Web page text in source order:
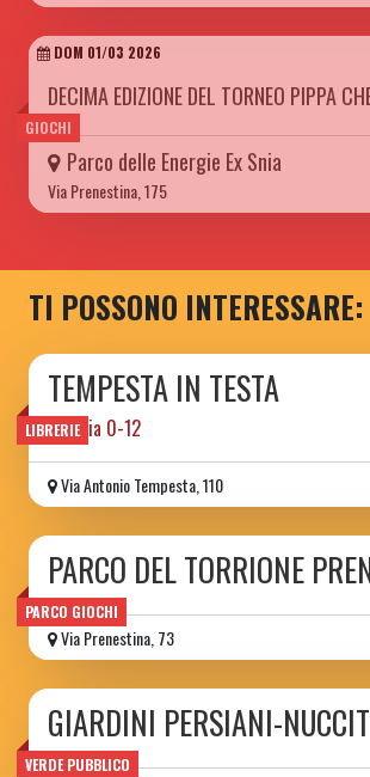
GIOCHI
DOM 01/03 2026
DECIMA EDIZIONE DEL TORNEO PIPPA
Parco delle Energie Ex Snia
Via Prenestina, 175
TI POSSONO INTERESSARE:
LIBRERIE
TEMPESTA IN TESTA
libreria 0-12
Via Antonio Tempesta, 110
PARCO GIOCHI
PARCO DEL TORRIONE
Via Prenestina, 73
VERDE PUBBLICO
GIARDINI PERSIANI-